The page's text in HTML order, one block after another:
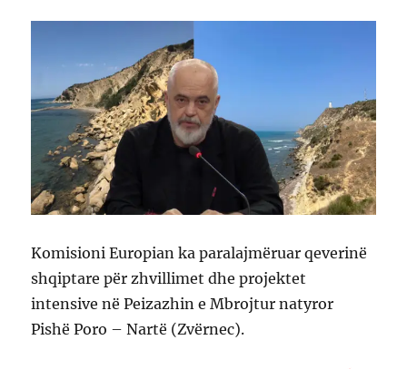
Komisioni Europian ka paralajmëruar qeverinë
shqiptare për zhvillimet dhe projektet
intensive në Peizazhin e Mbrojtur natyror
Pishë Poro – Nartë (Zvërnec).